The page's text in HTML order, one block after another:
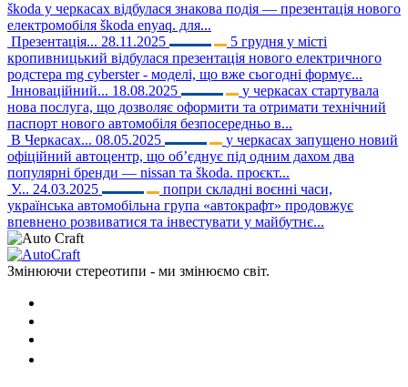
škoda у черкасах відбулася знакова подія — презентація нового
електромобіля škoda enyaq. для...
Презентація... 28.11.2025
5 грудня у місті
кропивницький відбулася презентація нового електричного
родстера mg cyberster - моделі, що вже сьогодні формує...
Інноваційний... 18.08.2025
у черкасах стартувала
нова послуга, що дозволяє оформити та отримати технічний
паспорт нового автомобіля безпосередньо в...
В Черкасах... 08.05.2025
у черкасах запущено новий
офіційний автоцентр, що об’єднує під одним дахом два
популярні бренди — nissan та škoda. проєкт...
У... 24.03.2025
попри складні воєнні часи,
українська автомобільна група «автокрафт» продовжує
впевнено розвиватися та інвестувати у майбутнє...
Змінюючи стереотипи - ми змінюємо світ.